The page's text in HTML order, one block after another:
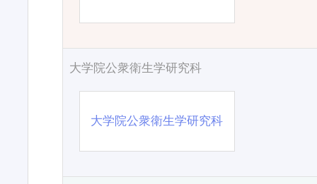
大学院公衆衛生学研究科
大学院公衆衛生学研究科